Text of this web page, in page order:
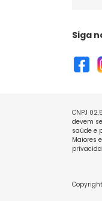
Siga
CNPJ
devem
saúde e
Maiores